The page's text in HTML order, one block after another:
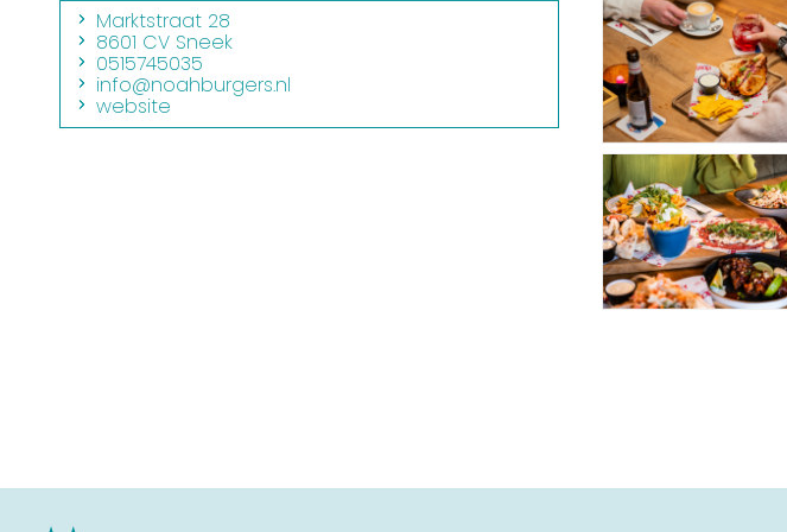
Marktstraat 28
8601 CV Sneek
0515745035
info@noahburgers.nl
website